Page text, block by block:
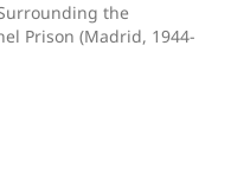
the
Prison (Madrid, 1944-